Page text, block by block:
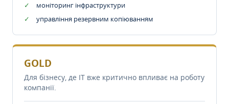
моніторинг інфраструктури
управління резервним копіюванням
GOLD
Для бізнесу, де IT вже критично впливає на роботу
компанії.